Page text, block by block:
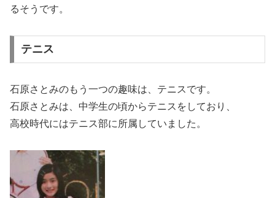
るそうです。
テニス
石原さとみのもう一つの趣味は、テニスです。
石原さとみは、中学生の頃からテニスをしており、
高校時代にはテニス部に所属していました。